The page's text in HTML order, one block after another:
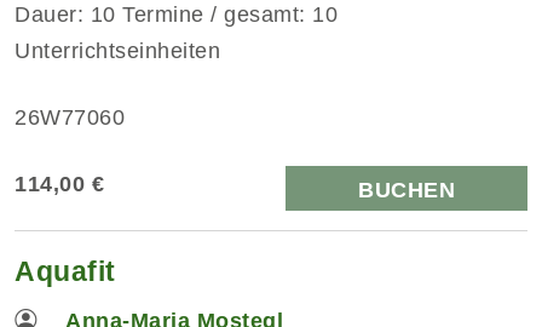
Dauer: 10 Termine / gesamt: 10
Unterrichtseinheiten
26W77060
114,00 € BUCHEN
Aquafit
Anna-Maria Mostegl